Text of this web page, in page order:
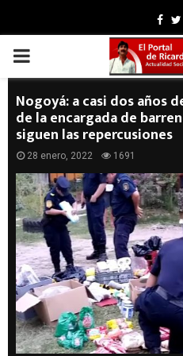
PRIMARY
MENU
Nogoyá: a casi dos años
de la encargada de
siguen las repercusiones
28 enero, 2022 1691